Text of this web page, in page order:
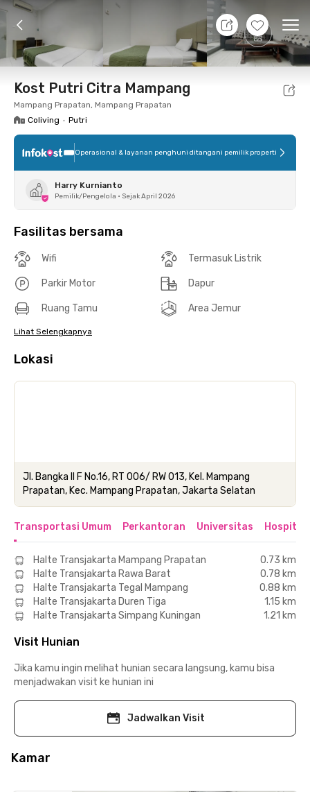
+11
Foto Fasilitas bersama Lokasi Kamar
Kost Putri Citra Mampang
Mampang Prapatan, Mampang Prapatan
Coliving • Putri
Operasional & layanan penghuni ditangani pemilik properti
Harry Kurnianto
Pemilik/Pengelola • Sejak April 2026
Fasilitas bersama
Wifi Termasuk Listrik
Parkir Motor Dapur
Ruang Tamu Area Jemur
Lihat Selengkapnya
Lokasi
Jl. Bangka II F No.16, RT 006/ RW 013, Kel. Mampang
Prapatan, Kec. Mampang Prapatan, Jakarta Selatan
Transportasi Umum Perkantoran Universitas Hospital
Halte Transjakarta Mampang Prapatan
0.73 km
Halte Transjakarta Rawa Barat
0.78 km
Halte Transjakarta Tegal Mampang
0.88 km
Halte Transjakarta Duren Tiga
1.15 km
Halte Transjakarta Simpang Kuningan
1.21 km
Visit Hunian
Jika kamu ingin melihat hunian secara langsung, kamu bisa
menjadwakan visit ke hunian ini
Jadwalkan Visit
Kamar